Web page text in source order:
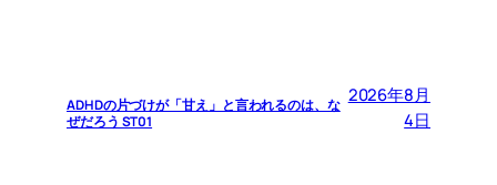
ADHDの片づけが「甘え」と言われるのは、な
ぜだろう ST01
2026年8月
4日